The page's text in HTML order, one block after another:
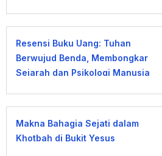
Resensi Buku Uang: Tuhan
Berwujud Benda, Membongkar
Sejarah dan Psikologi Manusia
Makna Bahagia Sejati dalam
Khotbah di Bukit Yesus